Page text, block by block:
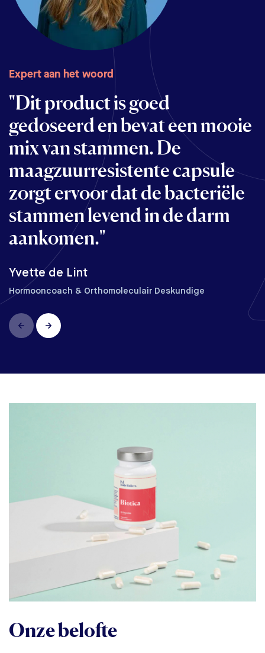
Expert aan het woord
"Dit product is goed
gedoseerd en bevat een mooie
mix van stammen. De
maagzuurresistente capsule
zorgt ervoor dat de bacteriële
stammen levend in de darm
aankomen."
Yvette de Lint
Hormooncoach & Orthomoleculair Deskundige
Expert aan het woord
"Ik adviseer dit supplement
vanwege de hoge kwaliteit. Het
bevat een zeer breed spectrum
aan bacteriestammen in een
optimale hoeveelheid."
Lorenz van den Helder
Orthomoleculair deskundige en praktijkeigenaar
Onze belofte